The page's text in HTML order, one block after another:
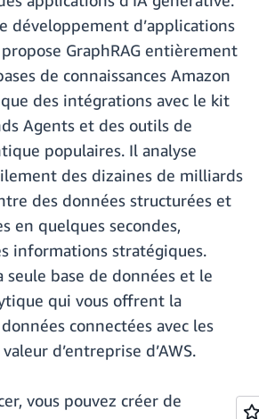
développement d’applications
GraphRAG entièrement
de connaissances Amazon
des intégrations avec le kit
Agents et des outils de
populaires. Il analyse
des dizaines de milliards
des données structurées et
en quelques secondes,
informations stratégiques.
seule base de données et le
qui vous offrent la
connectées avec les
d’entreprise d’AWS.
vous pouvez créer de